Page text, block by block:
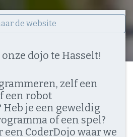
de website
dojo te Hasselt!
zelf een
een robot
je een geweldig
of een spel?
CoderDojo waar we